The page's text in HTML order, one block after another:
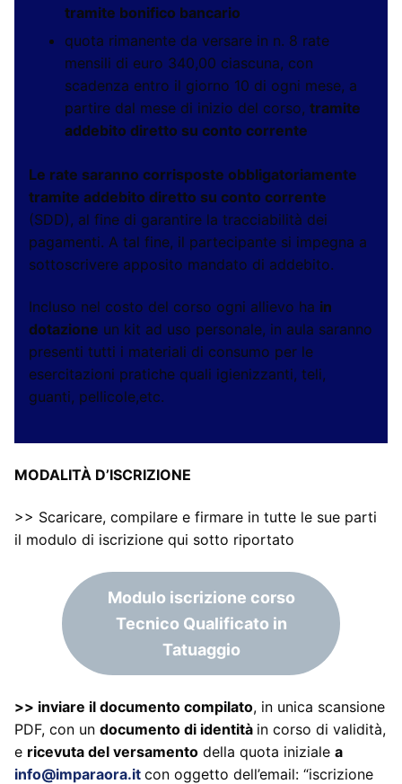
tramite bonifico bancario
quota rimanente da versare in n. 8 rate
mensili di euro 340,00 ciascuna, con
scadenza entro il giorno 10 di ogni mese, a
partire dal mese di inizio del corso, tramite
addebito diretto su conto corrente
Le rate saranno corrisposte obbligatoriamente
tramite addebito diretto su conto corrente
(SDD), al fine di garantire la tracciabilità dei
pagamenti. A tal fine, il partecipante si impegna a
sottoscrivere apposito mandato di addebito.
Incluso nel costo del corso ogni allievo ha in
dotazione un kit ad uso personale, in aula saranno
presenti tutti i materiali di consumo per le
esercitazioni pratiche quali igienizzanti, teli,
guanti, pellicole,etc.
MODALITÀ D’ISCRIZIONE
>> Scaricare, compilare e firmare in tutte le sue parti
il modulo di iscrizione qui sotto riportato
Modulo iscrizione corso
Tecnico Qualificato in
Tatuaggio
>> inviare il documento compilato, in unica scansione
PDF, con un documento di identità in corso di validità,
e ricevuta del versamento della quota iniziale a
info@imparaora.it con oggetto dell’email: “iscrizione